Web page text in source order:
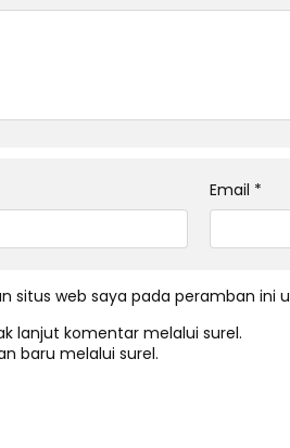
Email *
situs web saya pada peramban ini
lanjut komentar melalui surel.
baru melalui surel.